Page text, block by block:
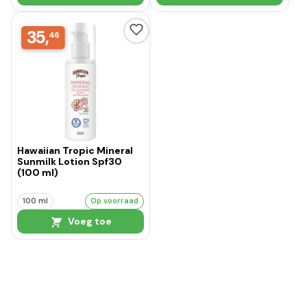
35,46
Hawaiian Tropic Mineral
Sunmilk Lotion Spf30
(100 ml)
100 ml Op voorraad
Voeg toe